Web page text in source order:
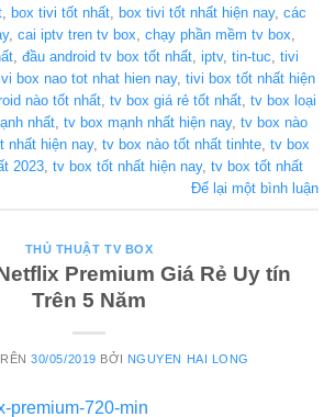
box tivi tốt nhất box tivi tốt nhất hiện nay, các
, cai iptv tren tv box chạy phần mềm tv box
đầu android tv box tốt nhất iptv, tin-tuc tivi
box nao tot nhat hien nay, tivi box tốt nhất hiện
nào tốt nhất tv box giá rẻ tốt nhất tv box loại
nhất tv box mạnh nhất hiện nay, tv box nào
nhất hiện nay, tv box nào tốt nhất tinhte tv box
2023 tv box tốt nhất hiện nay, tv box tốt nhất
Để lại một bình luận
THỦ THUẬT TV BOX
Premium Giá Rẻ Uy tín
Trên 5 Năm
30/05/2019 BỞI NGUYEN HAI LONG